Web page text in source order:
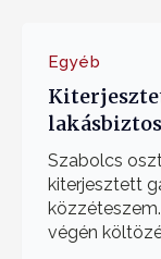
Egyéb
Szabolcs
kiterjesztett
végén